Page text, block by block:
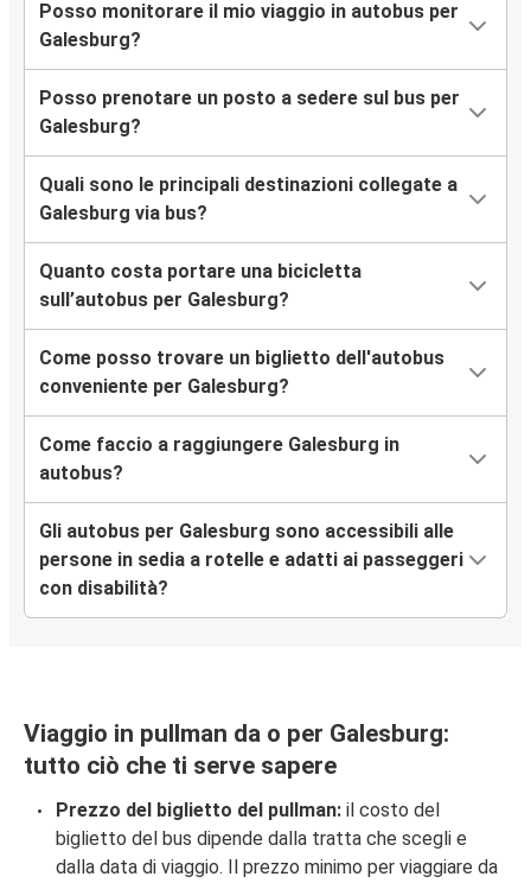
Posso monitorare il mio viaggio in autobus per
Galesburg?
Posso prenotare un posto a sedere sul bus per
Galesburg?
Quali sono le principali destinazioni collegate a
Galesburg via bus?
Quanto costa portare una bicicletta
sull’autobus per Galesburg?
Come posso trovare un biglietto dell'autobus
conveniente per Galesburg?
Come faccio a raggiungere Galesburg in
autobus?
Gli autobus per Galesburg sono accessibili alle
persone in sedia a rotelle e adatti ai passeggeri
con disabilità?
Viaggio in pullman da o per Galesburg:
tutto ciò che ti serve sapere
Prezzo del biglietto del pullman: il costo del
biglietto del bus dipende dalla tratta che scegli e
dalla data di viaggio. Il prezzo minimo per viaggiare da